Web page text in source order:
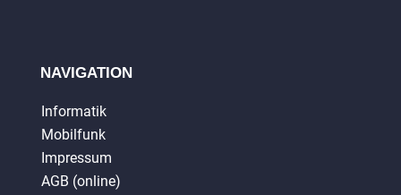
NAVIGATION
Informatik
Mobilfunk
Impressum
AGB (online)